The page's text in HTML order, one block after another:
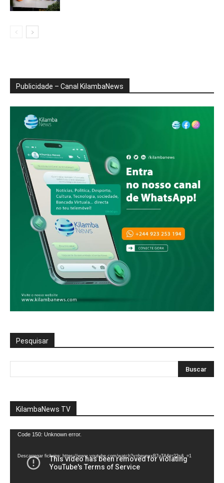
Publicidade – Canal KilambaNews
Pesquisar
KilambaNews TV
Reprodutor
vídeo
Code 150: Unknown error.
Descarregar ficheiro: https://www.youtube.com/watch?v=heunxxB7uTA&t=22s&_=1